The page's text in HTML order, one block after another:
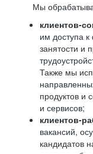
Мы
клиентов-
им доступа
занятости и
Также мы
продуктов и
и сервисов;
клиентов-
вакансий,
кандидатов